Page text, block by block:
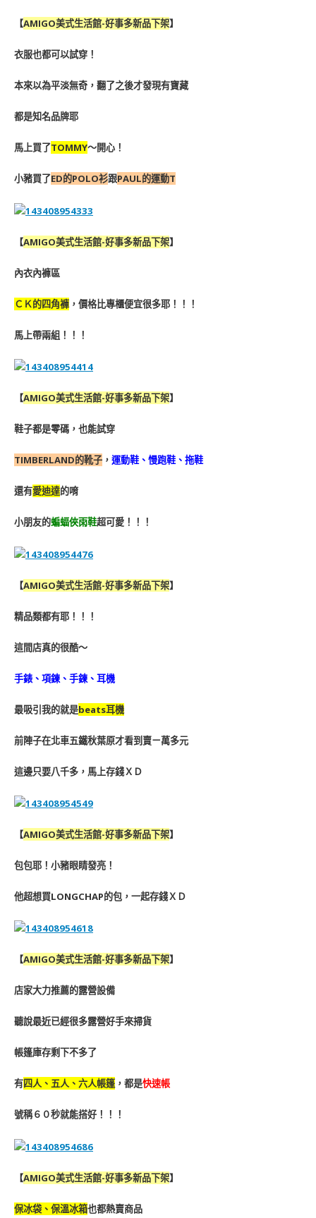
【AMIGO美式生活館-好事多新品下架】
衣服也都可以試穿！
本來以為平淡無奇，翻了之後才發現有寶藏
都是知名品牌耶
馬上買了TOMMY～開心！
小豬買了ED的POLO衫跟PAUL的運動T
【AMIGO美式生活館-好事多新品下架】
內衣內褲區
ＣＫ的四角褲 ，價格比專櫃便宜很多耶！！！
馬上帶兩組！！！
【AMIGO美式生活館-好事多新品下架】
鞋子都是零碼，也能試穿
TIMBERLAND的靴子 ， 運動鞋、慢跑鞋、拖鞋
還有愛迪達的唷
小朋友的蝙蝠俠雨鞋超可愛！！！
【AMIGO美式生活館-好事多新品下架】
精品類都有耶！！！
這間店真的很酷～
手錶、項鍊、手鍊、耳機
最吸引我的就是beats耳機
前陣子在北車五鐵秋葉原才看到賣ㄧ萬多元
這邊只要八千多，馬上存錢ＸＤ
【AMIGO美式生活館-好事多新品下架】
包包耶！ 小豬眼睛發亮！
他超想買LONGCHAP的包，一起存錢ＸＤ
【AMIGO美式生活館-好事多新品下架】
店家大力推薦的露營設備
聽說最近已經很多露營好手來掃貨
帳篷庫存剩下不多了
有四人、五人、六人帳篷 ，都是快速帳
號稱６０秒就能搭好！！！
【AMIGO美式生活館-好事多新品下架】
保冰袋、保溫冰箱也都熱賣商品